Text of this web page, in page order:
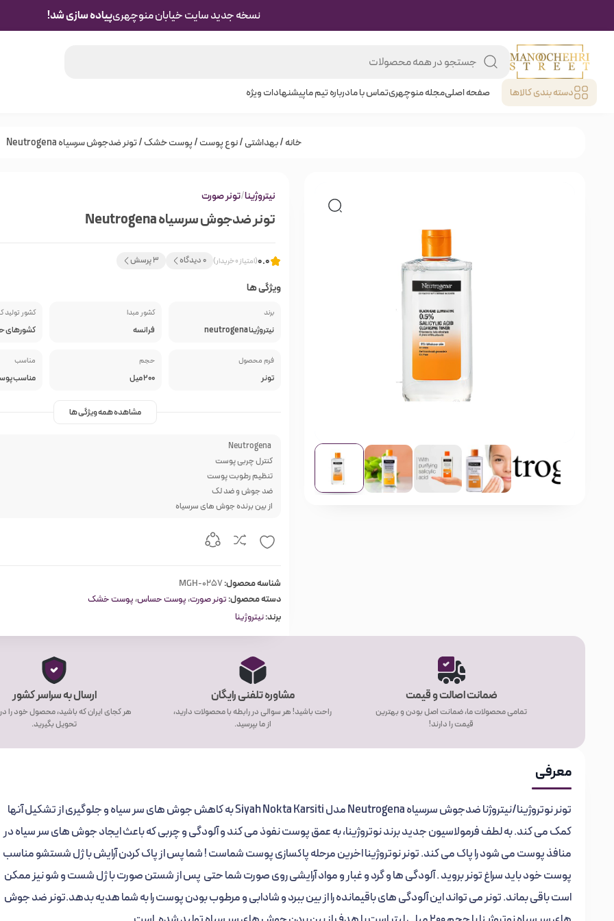
نسخه جدید سایت خیابان منوچهریپیاده سازی شد!
دسته بندی کالا‌ها صفحه اصلیمجله منوچهریتماس با مادرباره تیم ماپیشنهادات ویژه
خانه/بهداشتی/نوع پوست/پوست خشک/ تونر ضدجوش سرسیاه Neutrogena
نیتروژینا/تونر صورت
تونر ضدجوش سرسیاه Neutrogena
0.0(امتیاز 0 خریدار) 0 دیدگاه 3 پرسش
ویژگی ها
برند
نیتروژینا neutrogena
کشور مبدا
فرانسه
کشور تولید
کشورهای
فرم محصول
تونر
حجم
200 میل
مناسب
مشاهده همه ویژگی ها
کنترل چربی پوست
تنظیم رطوبت پوست
ضد جوش و ضد لک
از بین برنده جوش های سرسیاه
شناسه محصول:MGH-0257
دسته محصول:تونر صورت،پوست حساس،پوست خشک
برند:نیتروژینا
ضمانت اصالت و قیمت
تمامی محصولات ما، ضمانت اصل بودن و بهترین
قیمت را دارند!
مشاوره تلفنی رایگان
راحت باشید! هر سوالی در رابطه با محصولات دارید،
از ما بپرسید.
ارسال به سراسر کشور
هر کجای ایران که باشید، محصول خود را
تحویل بگیرید.
معرفی
تونر نوتروژینا/نیتروژنا ضدجوش سرسیاه Neutrogena مدل Siyah Nokta Karsiti
به کاهش جوش های سر سیاه و جلوگیری از تشکیل آنها
کمک می کند.به لطف فرمولاسیون جدید برند نوتروژینا، به عمق پوست نفوذ می کند و آلودگی و چربی که باعث ایجاد جوش های سر سیاه در
منافذ پوست می شود را پاک می کند.تونر نوتروژینا اخرین مرحله پاکسازی پوست شماست ! شما پس از پاک کردن آرایش با ژل شستشو مناسب
پوست خود باید سراغ تونر بروید . آلودگی‌ ها و گرد و غبار و مواد آرایشی روی صورت شما حتی پس از شستن صورت با ژل شست و شو نیز ممکن
است باقی بماند. تونر می تواند این آلودگی‌ های باقیمانده را از بین ببرد و شادابی و مرطوب بودن پوست را به شما هدیه بدهد.تونر ضد جوش